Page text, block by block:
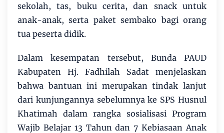
sekolah, tas, buku cerita, dan snack untuk
anak-anak, serta paket sembako bagi orang
tua peserta didik.
Dalam kesempatan tersebut, Bunda PAUD
Kabupaten Hj. Fadhilah Sadat menjelaskan
bahwa bantuan ini merupakan tindak lanjut
dari kunjungannya sebelumnya ke SPS Husnul
Khatimah dalam rangka sosialisasi Program
Wajib Belajar 13 Tahun dan 7 Kebiasaan Anak